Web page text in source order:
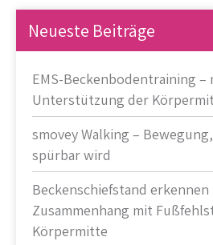
Neueste Beiträge
EMS-Beckenbodentraining –
Unterstützung der
smovey Walking –
spürbar wird
Beckenschiefstand
Zusammenhang mit
Körpermitte